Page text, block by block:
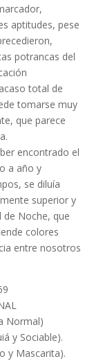
aptitudes, pese
potrancas del
total de
tomarse muy
que parece
encontrado el
a año y
se diluía
superior y
de Noche, que
colores
entre nosotros
Normal)
y Sociable).
y Mascarita).